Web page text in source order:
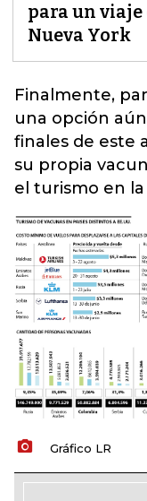
para un viaje
Nueva York
Finalmente,
una opción
finales de este
su propia
el turismo en la
Gráfico LR